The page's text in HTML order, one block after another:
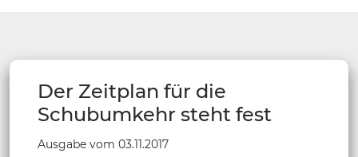
Der Zeitplan für die
Schubumkehr steht fest
Ausgabe vom 03.11.2017